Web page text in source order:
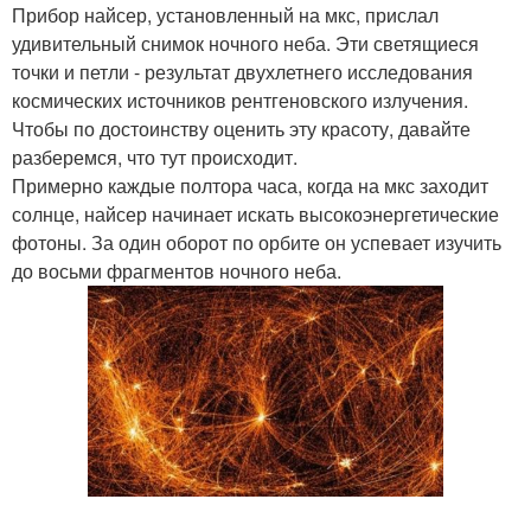
Прибор найсер, установленный на мкс, прислал
удивительный снимок ночного неба. Эти светящиеся
точки и петли - результат двухлетнего исследования
космических источников рентгеновского излучения.
Чтобы по достоинству оценить эту красоту, давайте
разберемся, что тут происходит.
Примерно каждые полтора часа, когда на мкс заходит
солнце, найсер начинает искать высокоэнергетические
фотоны. За один оборот по орбите он успевает изучить
до восьми фрагментов ночного неба.